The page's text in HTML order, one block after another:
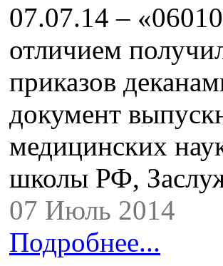
07.07.14 –
отличием
приказов
документ
медицинских
школы РФ,
07 Июль 2014
Подробнее...